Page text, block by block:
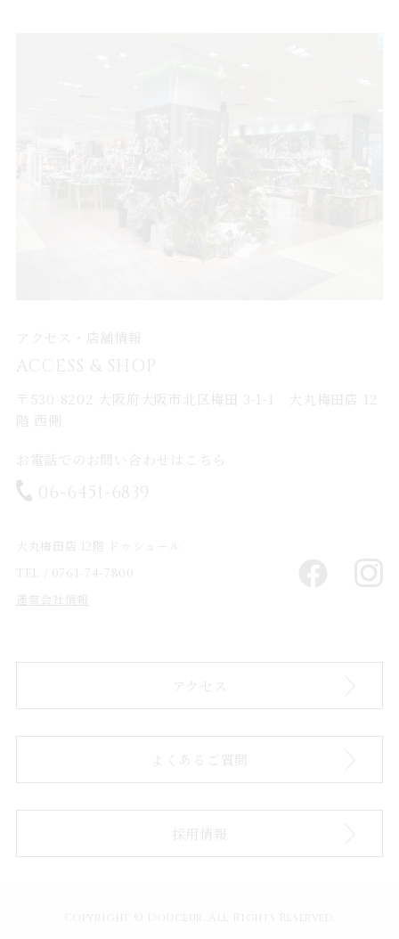
アクセス・店舗情報
ACCESS & SHOP
〒530-8202 大阪府大阪市北区梅田 3-1-1 大丸梅田店 12
階 西側
お電話でのお問い合わせはこちら
06-6451-6839
大丸梅田店 12階 ドゥシュール
TEL / 0761-74-7800
運営会社情報
アクセス
よくあるご質問
採用情報
Copyright © Douceur. All Rights Reserved.